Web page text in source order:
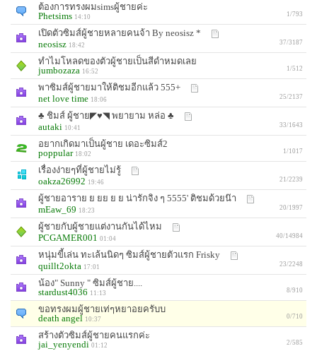
ต้องการทรงผมsimsผู้ชายค่ะ
Phetsims 14:10 1/793
เปิดตัวซิมส์ผู้ชายหลายคนจ้า By neosisz *
neosisz 18:42 37/3187
ทำไมโหลดของตัวผู้ชายเป็นสีดำหมดเลย
jumbozaza 16:52 1/512
พาซิมส์ผู้ชายมาให้ติชมอีกแล้ว 555+
net love time 18:06 25/2137
♣ ชิมส์ ผู้ชาย◤♥◥ พยายาม หล่อ ♣
autaki 10:41 33/1643
อยากเกิดมาเป็นผู้ชาย เดอะซิมส์2
poppular 18:02 1/1017
เรื่องง่ายๆที่ผู้ชายไม่รู้
oakza26992 19:46 21/2239
ผู้ชายอาราย ย ยย ย ย น่ารักจิง ๆ 5555' ติชมด้วยน๊า
mEaw_69 18:23 20/1997
ผู้ชายกับผู้ชายแต่งานกันได้ไหม
PCGAMER001 01:04 40/14984
หนุ่มขี้เล่น ทะเล้นนิดๆ ซิมส์ผู้ชายตัวแรก Frisky
quillt2okta 17:01 23/2248
น้อง" Sunny " ซิมส์ผู้ชาย....
stardust4036 11:13 8/910
ขอทรงผมผู้ชายเท่ๆหยาอยครับบ
death angel 10:37 0/710
สร้างตัวซิมส์ผู้ชายคนแรกค่ะ
jai_yenyendi 01:12 2/585